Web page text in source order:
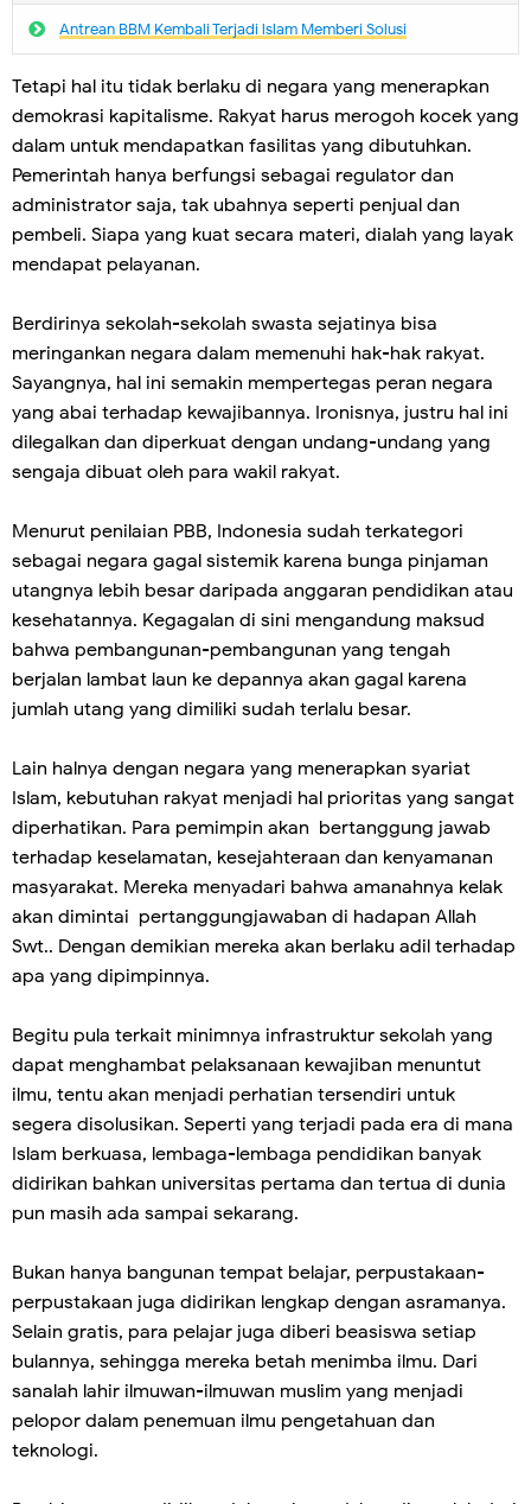
Antrean BBM Kembali Terjadi lslam Memberi Solusi
Tetapi hal itu tidak berlaku di negara yang menerapkan
demokrasi kapitalisme. Rakyat harus merogoh kocek yang
dalam untuk mendapatkan fasilitas yang dibutuhkan.
Pemerintah hanya berfungsi sebagai regulator dan
administrator saja, tak ubahnya seperti penjual dan
pembeli. Siapa yang kuat secara materi, dialah yang layak
mendapat pelayanan.
Berdirinya sekolah-sekolah swasta sejatinya bisa
meringankan negara dalam memenuhi hak-hak rakyat.
Sayangnya, hal ini semakin mempertegas peran negara
yang abai terhadap kewajibannya. Ironisnya, justru hal ini
dilegalkan dan diperkuat dengan undang-undang yang
sengaja dibuat oleh para wakil rakyat.
Menurut penilaian PBB, Indonesia sudah terkategori
sebagai negara gagal sistemik karena bunga pinjaman
utangnya lebih besar daripada anggaran pendidikan atau
kesehatannya. Kegagalan di sini mengandung maksud
bahwa pembangunan-pembangunan yang tengah
berjalan lambat laun ke depannya akan gagal karena
jumlah utang yang dimiliki sudah terlalu besar.
Lain halnya dengan negara yang menerapkan syariat
Islam, kebutuhan rakyat menjadi hal prioritas yang sangat
diperhatikan. Para pemimpin akan bertanggung jawab
terhadap keselamatan, kesejahteraan dan kenyamanan
masyarakat. Mereka menyadari bahwa amanahnya kelak
akan dimintai pertanggungjawaban di hadapan Allah
Swt.. Dengan demikian mereka akan berlaku adil terhadap
apa yang dipimpinnya.
Begitu pula terkait minimnya infrastruktur sekolah yang
dapat menghambat pelaksanaan kewajiban menuntut
ilmu, tentu akan menjadi perhatian tersendiri untuk
segera disolusikan. Seperti yang terjadi pada era di mana
Islam berkuasa, lembaga-lembaga pendidikan banyak
didirikan bahkan universitas pertama dan tertua di dunia
pun masih ada sampai sekarang.
Bukan hanya bangunan tempat belajar, perpustakaan-
perpustakaan juga didirikan lengkap dengan asramanya.
Selain gratis, para pelajar juga diberi beasiswa setiap
bulannya, sehingga mereka betah menimba ilmu. Dari
sanalah lahir ilmuwan-ilmuwan muslim yang menjadi
pelopor dalam penemuan ilmu pengetahuan dan
teknologi.